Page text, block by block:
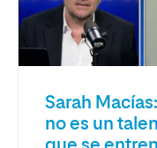
Sarah
no es un